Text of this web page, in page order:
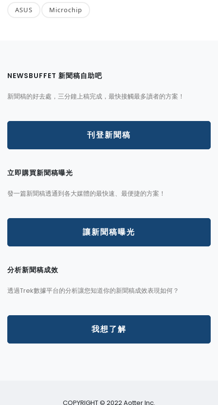
ASUS Microchip
NEWSBUFFET 新聞稿自助吧
新聞稿的好去處，三分鐘上稿完成，最快接觸最多讀者的方案！
刊登新聞稿
立即購買新聞稿曝光
發一篇新聞稿透通到各大媒體的最快速、最便捷的方案！
讓新聞稿曝光
分析新聞稿成效
透過Trek數據平台的分析讓您知道你的新聞稿成效表現如何？
我想了解
COPYRIGHT © 2022 Aotter Inc.